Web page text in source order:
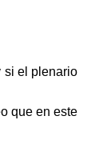
si el plenario
que en este